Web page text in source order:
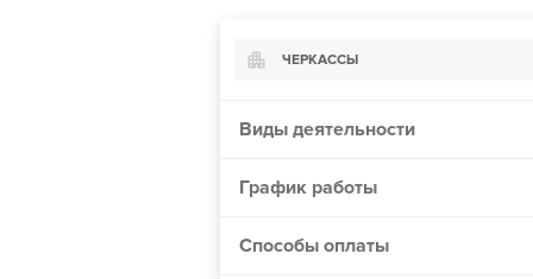
ЧЕРКАССЫ
Борисполь
Виды деятельности
График работы
Способы оплаты